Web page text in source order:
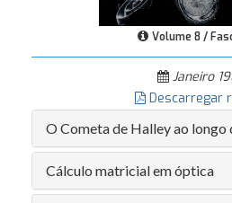
Volume 8 /
Janeiro
Descarregar
O Cometa de Halley ao longo
Cálculo matricial em óptica